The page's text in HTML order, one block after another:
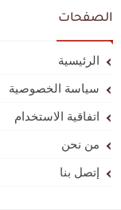
الصفحات
الرئيسية
سياسة الخصوصية
اتفاقية الاستخدام
من نحن
إتصل بنا